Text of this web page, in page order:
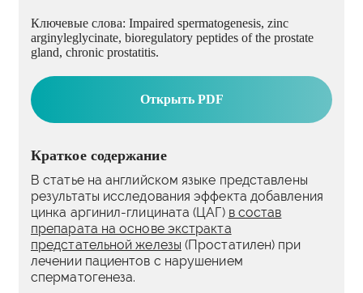
Ключевые слова: Impaired spermatogenesis, zinc
arginyleglycinate, bioregulatory peptides of the prostate
gland, chronic prostatitis.
Открыть PDF
Краткое содержание
В статье на английском языке представлены
результаты исследования эффекта добавления
цинка аргинил-глицината (ЦАГ) в состав
препарата на основе экстракта
предстательной железы (Простатилен) при
лечении пациентов с нарушением
сперматогенеза.